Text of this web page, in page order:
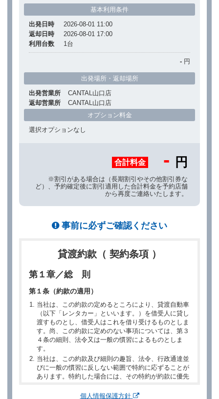
基本利用条件
出発日時
2026-08-01 11:00
返却日時
2026-08-01 17:00
利用台数
1台
- 円
出発場所・返却場所
出発営業所
CANTAL山口店
返却営業所
CANTAL山口店
オプション料金
選択オプションなし
合計料金 - 円
※割引がある場合は（長期割引やその他割引券な
ど）、予約確定後に割引適用した合計料金を予約店舗
から再度ご連絡いたします。
事前に必ずご確認ください
貸渡約款（ 契約条項 ）
第１章／総 則
第１条（約款の適用）
当社は、この約款の定めるところにより、貸渡自動車
（以下「レンタカー」といいます。）を借受人に貸し
渡すものとし、借受人はこれを借り受けるものとしま
す。尚、この約款に定めのない事項については、第３
４条の細則、法令又は一般の慣習によるものとしま
す。
当社は、この約款及び細則の趣旨、法令、行政通達並
びに一般の慣習に反しない範囲で特約に応ずることが
あります。特約した場合には、その特約が約款に優先
個人情報保護方針